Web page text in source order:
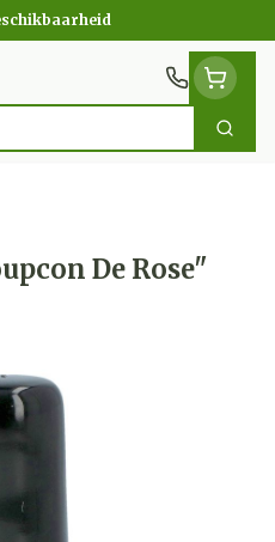
Zoek
De Rose"